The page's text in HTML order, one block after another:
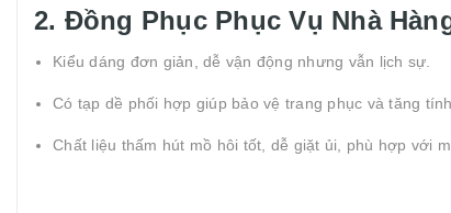
2. Đồng Phục Phục Vụ Nhà
Kiểu dáng đơn giản, dễ vận động nhưng vẫn lịch sự.
Có tạp dề phối hợp giúp bảo vệ trang phục và tăng
Chất liệu thấm hút mồ hôi tốt, dễ giặt ủi, phù hợp với